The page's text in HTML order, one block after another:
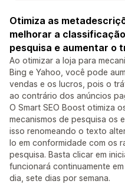
Otimiza as
melhorar a
pesquisa e aumentar o
Ao otimizar a loja para
Bing e Yahoo, você pode
vendas e os lucros, pois o
ao contrário dos anúncios
O Smart SEO Boost otimiza
mecanismos de pesquisa os
isso renomeando o texto
lo em conformidade com os
pesquisa. Basta clicar em
funcionará continuamente
dia, sete dias por semana.